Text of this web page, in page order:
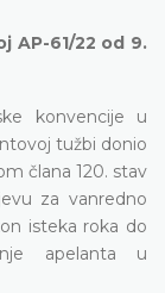
AP-61/22 od 9.
konvencije u
tužbi donio
člana 120. stav
za vanredno
isteka roka do
apelanta u